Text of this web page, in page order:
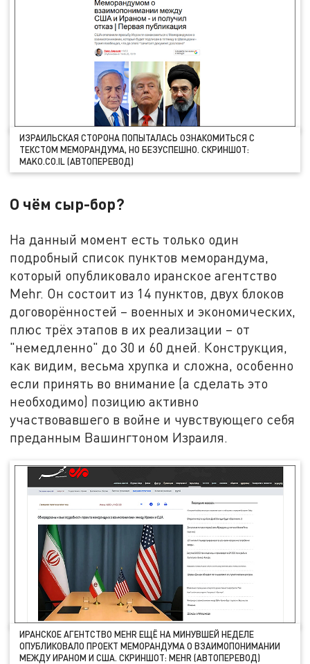
ИЗРАИЛЬСКАЯ СТОРОНА ПОПЫТАЛАСЬ ОЗНАКОМИТЬСЯ С
ТЕКСТОМ МЕМОРАНДУМА, НО БЕЗУСПЕШНО. СКРИНШОТ:
MAKO.CO.IL (АВТОПЕРЕВОД)
О чём сыр-бор?
На данный момент есть только один
подробный список пунктов меморандума,
который опубликовало иранское агентство
Mehr. Он состоит из 14 пунктов, двух блоков
договорённостей – военных и экономических,
плюс трёх этапов в их реализации – от
"немедленно" до 30 и 60 дней. Конструкция,
как видим, весьма хрупка и сложна, особенно
если принять во внимание (а сделать это
необходимо) позицию активно
участвовавшего в войне и чувствующего себя
преданным Вашингтоном Израиля.
ИРАНСКОЕ АГЕНТСТВО MEHR ЕЩЁ НА МИНУВШЕЙ НЕДЕЛЕ
ОПУБЛИКОВАЛО ПРОЕКТ МЕМОРАНДУМА О ВЗАИМОПОНИМАНИИ
МЕЖДУ ИРАНОМ И США. СКРИНШОТ: MEHR (АВТОПЕРЕВОД)